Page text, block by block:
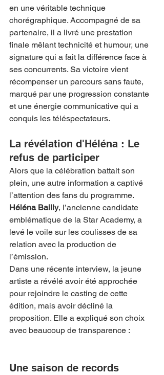
en une véritable technique
chorégraphique. Accompagné de sa
partenaire, il a livré une prestation
finale mêlant technicité et humour, une
signature qui a fait la différence face à
ses concurrents. Sa victoire vient
récompenser un parcours sans faute,
marqué par une progression constante
et une énergie communicative qui a
conquis les téléspectateurs.
La révélation d'Héléna : Le
refus de participer
Alors que la célébration battait son
plein, une autre information a captivé
l’attention des fans du programme.
Héléna Bailly, l’ancienne candidate
emblématique de la Star Academy, a
levé le voile sur les coulisses de sa
relation avec la production de
l’émission.
Dans une récente interview, la jeune
artiste a révélé avoir été approchée
pour rejoindre le casting de cette
édition, mais avoir décliné la
proposition. Elle a expliqué son choix
avec beaucoup de transparence :
Une saison de records